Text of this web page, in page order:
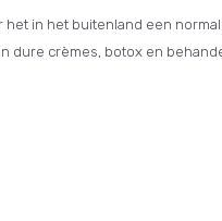
in het buitenland een
crèmes, botox en